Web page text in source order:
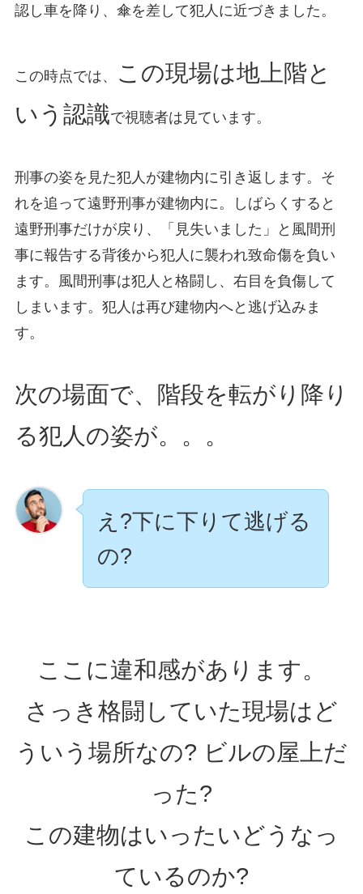
認し車を降り、傘を差して犯人に近づきました。
この時点では、
この現場は地上階と
いう認識で視聴者は見ています。
刑事の姿を見た犯人が建物内に引き返します。そ
れを追って遠野刑事が建物内に。しばらくすると
遠野刑事だけが戻り、「見失いました」と風間刑
事に報告する背後から犯人に襲われ致命傷を負い
ます。風間刑事は犯人と格闘し、右目を負傷して
しまいます。犯人は再び建物内へと逃げ込みま
す。
次の場面で、階段を転がり降り
る犯人の姿が。。。
え?下に下りて逃げる
の?
ここに違和感があります。
さっき格闘していた現場はど
ういう場所なの? ビルの屋上だ
った?
この建物はいったいどうなっ
ているのか?